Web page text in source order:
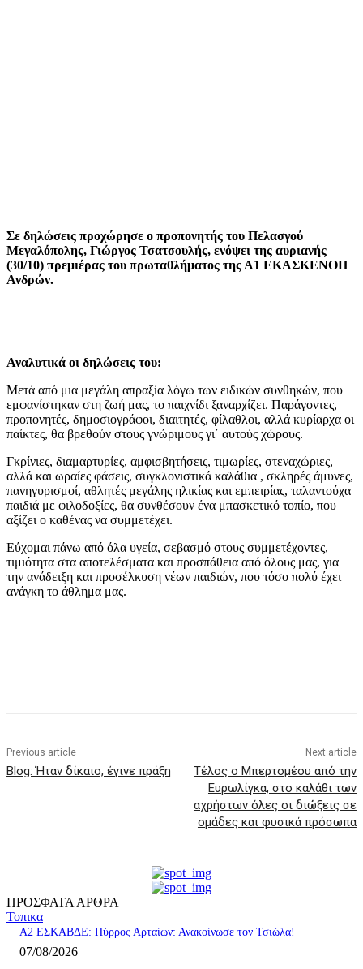
Σε δηλώσεις προχώρησε ο προπονητής του Πελασγού
Μεγαλόπολης, Γιώργος Τσατσουλής, ενόψει της αυριανής
(30/10) πρεμιέρας του πρωταθλήματος της Α1 ΕΚΑΣΚΕΝΟΠ
Ανδρών.
Αναλυτικά οι δηλώσεις του:
Μετά από μια μεγάλη απραξία λόγω των ειδικών συνθηκών, που
εμφανίστηκαν στη ζωή μας, το παιχνίδι ξαναρχίζει. Παράγοντες,
προπονητές, δημοσιογράφοι, διαιτητές, φίλαθλοι, αλλά κυρίαρχα οι
παίκτες, θα βρεθούν στους γνώριμους γι΄ αυτούς χώρους.
Γκρίνιες, διαμαρτυρίες, αμφισβητήσεις, τιμωρίες, στεναχώριες,
αλλά και ωραίες φάσεις, συγκλονιστικά καλάθια , σκληρές άμυνες,
πανηγυρισμοί, αθλητές μεγάλης ηλικίας και εμπειρίας, ταλαντούχα
παιδιά με φιλοδοξίες, θα συνθέσουν ένα μπασκετικό τοπίο, που
αξίζει ο καθένας να συμμετέχει.
Εύχομαι πάνω από όλα υγεία, σεβασμό στους συμμετέχοντες,
τιμιότητα στα αποτελέσματα και προσπάθεια από όλους μας, για
την ανάδειξη και προσέλκυση νέων παιδιών, που τόσο πολύ έχει
ανάγκη το άθλημα μας.
Previous article
Blog: Ήταν δίκαιο, έγινε πράξη
Next article
Τέλος ο Μπερτομέου από την
Ευρωλίγκα, στο καλάθι των
αχρήστων όλες οι διώξεις σε
ομάδες και φυσικά πρόσωπα
ΠΡΟΣΦΑΤΑ ΑΡΘΡΑ
Τοπικα
A2 ΕΣΚΑΒΔΕ: Πύρρος Αρταίων: Ανακοίνωσε τον Τσιώλα!
07/08/2026